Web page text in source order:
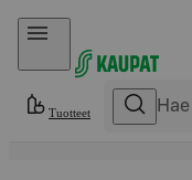
Hyppää sisältöön
Tuotteet